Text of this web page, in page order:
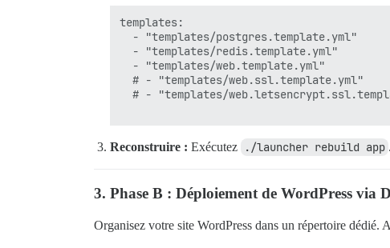
templates:
  - "templates/postgres.template.yml"
  - "templates/redis.template.yml"
  - "templates/web.template.yml"
  # - "templates/web.ssl.template.yml"
# - "templates/
Reconstruire : Exécutez ./launcher rebuild app .
3. Phase B : Déploiement de WordPress via
Organisez votre site WordPress dans un répertoire dédié.